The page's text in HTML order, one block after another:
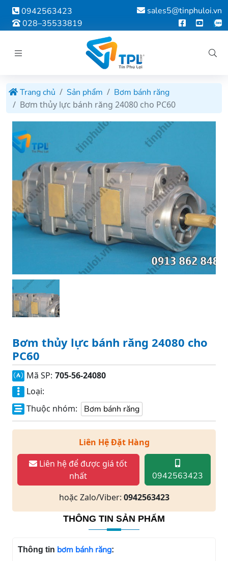
0942563423
028–35533819
sales5@tinphuloi.vn
Trang chủ Sản phẩm
Bơm bánh răng
Bơm thủy lực bánh răng 24080 cho PC60
Bơm thủy lực bánh răng 24080 cho
PC60
Mã SP: 705-56-24080
Loại:
Thuộc nhóm:
Bơm bánh răng
Liên Hệ Đặt Hàng
Liên hệ để được giá tốt
nhất
0942563423
hoặc Zalo/Viber: 0942563423
THÔNG TIN SẢN PHẨM
Thông tin bơm bánh răng: